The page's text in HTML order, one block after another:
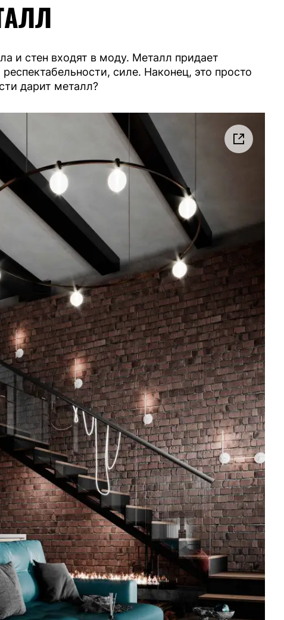
и стен входят в моду. Металл придает
силе. Наконец, это просто
дарит металл?